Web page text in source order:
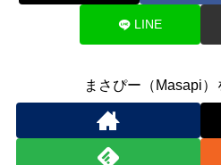
LINE
まさぴー（Masapi